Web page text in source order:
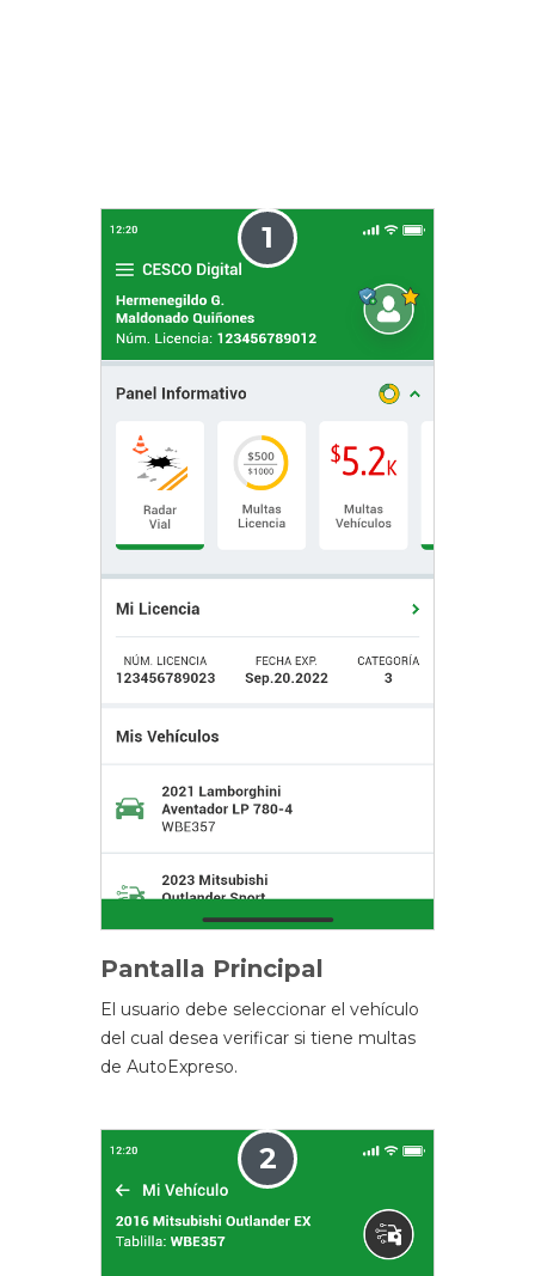
1
Pantalla Principal
El usuario debe seleccionar el vehículo
del cual desea verificar si tiene multas
de AutoExpreso.
2